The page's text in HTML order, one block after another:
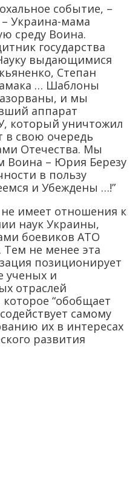
событие, –
– Украина-мама
среду Воина.
государства
выдающимися
Степан
… Шаблоны
и мы
аппарат
который уничтожил
в свою очередь
Отечества. Мы
Воина – Юрия Березу
в пользу
и Убеждены …!”
имеет отношения к
наук Украины,
боевиков АТО
не менее эта
позиционирует
ученых и
отраслей
которое “обобщает
самому
их в интересах
развития